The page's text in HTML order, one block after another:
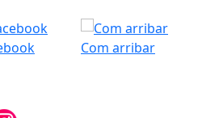
Com arribar